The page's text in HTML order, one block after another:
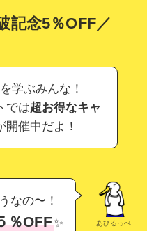
記念5％OFF／
学ぶみんな！
では超お得なキャ
開催中だよ！
あひるっぺ
なの〜！
％OFF✨